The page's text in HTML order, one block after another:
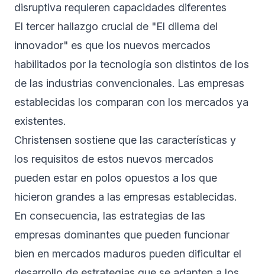
disruptiva requieren capacidades diferentes
El tercer hallazgo crucial de "El dilema del
innovador" es que los nuevos mercados
habilitados por la tecnología son distintos de los
de las industrias convencionales. Las empresas
establecidas los comparan con los mercados ya
existentes.
Christensen sostiene que las características y
los requisitos de estos nuevos mercados
pueden estar en polos opuestos a los que
hicieron grandes a las empresas establecidas.
En consecuencia, las estrategias de las
empresas dominantes que pueden funcionar
bien en mercados maduros pueden dificultar el